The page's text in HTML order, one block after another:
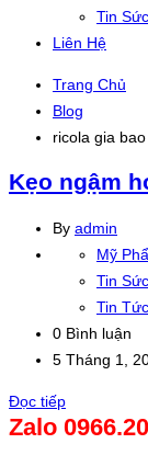
Tin
Liên Hệ
Trang Chủ
Blog
ricola gia
Kẹo ngậm
By admin
Mỹ
Tin
Tin Tức
0 Bình luận
5 Tháng 1,
Đọc tiếp
Zalo